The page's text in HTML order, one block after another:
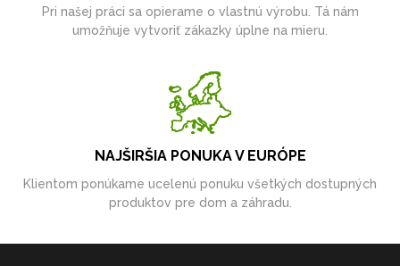
Pri našej práci sa opierame o vlastnú výrobu. Tá nám
umožňuje vytvoriť zákazky úplne na mieru.
NAJŠIRŠIA PONUKA V EURÓPE
Klientom ponúkame ucelenú ponuku všetkých dostupných
produktov pre dom a záhradu.